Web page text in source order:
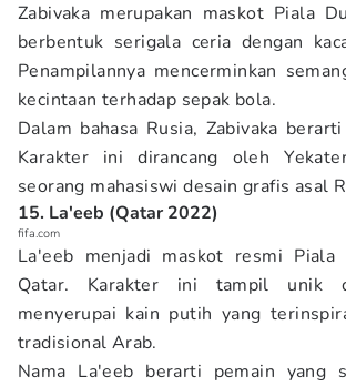
Zabivaka merupakan maskot Piala
berbentuk serigala ceria dengan
Penampilannya mencerminkan
kecintaan terhadap sepak bola.
Dalam bahasa Rusia, Zabivaka
Karakter ini dirancang oleh
seorang mahasiswi desain grafis asal
15. La'eeb (Qatar 2022)
fifa.com
La'eeb menjadi maskot resmi
Qatar. Karakter ini tampil unik
menyerupai kain putih yang
tradisional Arab.
Nama La'eeb berarti pemain yang